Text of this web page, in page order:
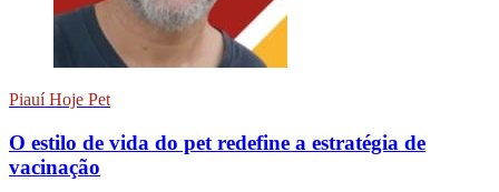
Piauí Hoje Pet
O estilo de vida do pet redefine a estratégia de
vacinação